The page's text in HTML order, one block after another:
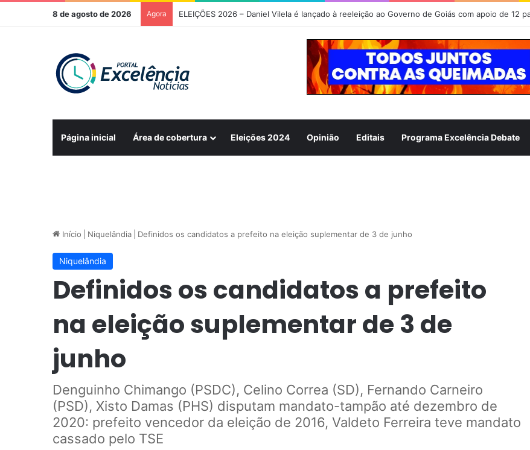
8 de agosto de 2026 Agora
Página inicial Área de cobertura Eleições 2024 Opinião Editais Programa Excelência Debate
Início Niquelândia Definidos os candidatos a prefeito na eleição suplementar de 3 de junho
Niquelândia
Definidos os candidatos a prefeito
na eleição suplementar de 3 de
junho
Denguinho Chimango (PSDC), Celino Correa (SD), Fernando Carneiro
(PSD), Xisto Damas (PHS) disputam mandato-tampão até dezembro de
2020: prefeito vencedor da eleição de 2016, Valdeto Ferreira teve mandato
cassado pelo TSE